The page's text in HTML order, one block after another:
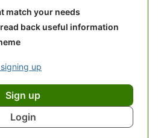
match your needs
back useful information
up
Sign up
Login